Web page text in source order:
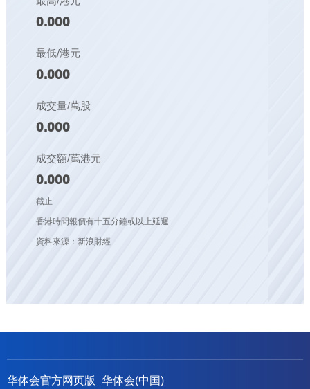
0.000
最低/港元
0.000
成交量/萬股
0.000
成交額/萬港元
0.000
截止
香港時間報價有十五分鐘或以上延遲
資料來源：新浪財經
华体会官方网页版_华体会(中国)